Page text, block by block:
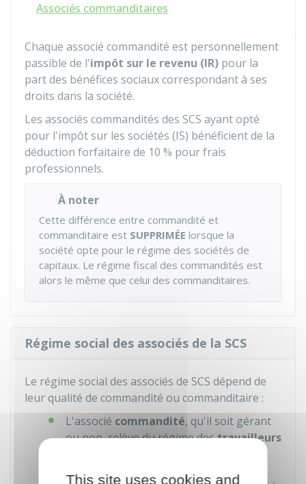
Associés commanditaires
Chaque associé commandité est personnellement
passible de l'impôt sur le revenu (IR) pour la
part des bénéfices sociaux correspondant à ses
droits dans la société.
Les associés commandités des SCS ayant opté
pour l'impôt sur les sociétés (IS) bénéficient de la
déduction forfaitaire de 10 % pour frais
professionnels.
À noter
Cette différence entre commandité et
commanditaire est SUPPRIMÉE lorsque la
société opte pour le régime des sociétés de
capitaux. Le régime fiscal des commandités est
alors le même que celui des commanditaires.
Régime social des associés de la SCS
Le régime social des associés de SCS dépend de
leur qualité de commandité ou commanditaire :
L'associé commandité, qu'il soit gérant
ou non, relève du régime destravailleurs
This site uses cookies and